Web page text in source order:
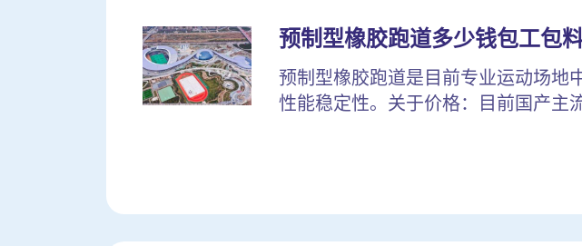
预制型橡胶跑道多少钱包工包
预制型橡胶跑道是目前专业运动场地
性能稳定性。关于价格：目前国产主